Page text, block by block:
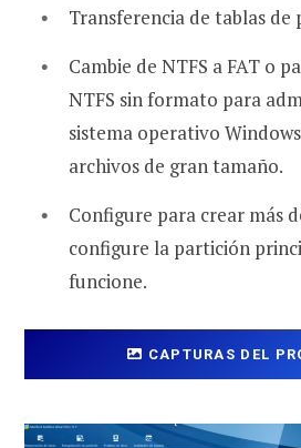
Transferencia de tablas de
Cambie de NTFS a FAT o
NTFS sin formato para
sistema operativo
archivos de gran tamaño.
Configure para crear más
configure la partición
funcione.
CAPTURAS DEL